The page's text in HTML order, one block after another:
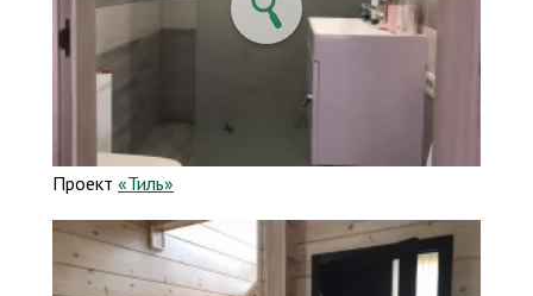
Проект «Тиль»